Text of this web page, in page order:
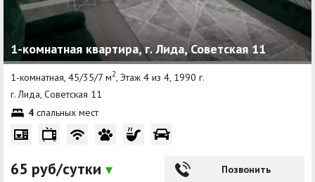
1-комнатная квартира, г. Лида, Советская 11
1-комнатная, 45/35/7 м2, Этаж 4 из 4, 1990 г.
г. Лида, Советская 11
4 спальных мест
65 руб/сутки Позвонить